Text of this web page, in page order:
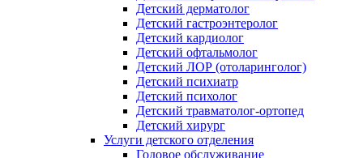
Детский дерматолог
Детский гастроэнтеролог
Детский кардиолог
Детский офтальмолог
Детский ЛОР (отоларинголог)
Детский психиатр
Детский психолог
Детский травматолог-ортопед
Детский хирург
Услуги детского отделения
Годовое обслуживание